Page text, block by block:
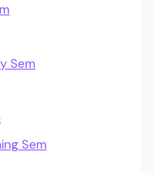
Sem
Sem